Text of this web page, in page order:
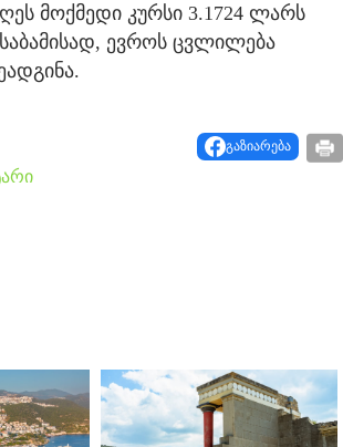
მოქმედი კურსი 3.1724 ლარს
ევროს ცვლილება
გაზიარება